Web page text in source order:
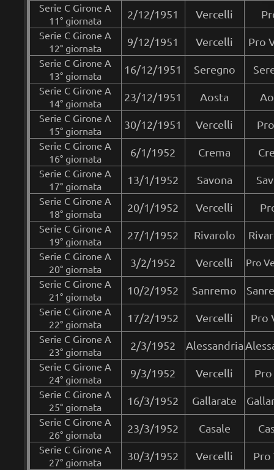
Serie C Girone A
11° giornata
2/12/1951 Vercelli
Serie C Girone A
12° giornata
9/12/1951 Vercelli Pro
Serie C Girone A
13° giornata
16/12/1951 Seregno
Serie C Girone A
14° giornata
23/12/1951 Aosta
Serie C Girone A
15° giornata
30/12/1951 Vercelli
Serie C Girone A
16° giornata
6/1/1952 Crema
Serie C Girone A
17° giornata
13/1/1952 Savona
Serie C Girone A
18° giornata
20/1/1952 Vercelli
Serie C Girone A
19° giornata
27/1/1952 Rivarolo
Serie C Girone A
20° giornata
3/2/1952 Vercelli
Pro
Serie C Girone A
21° giornata
10/2/1952 Sanremo
Serie C Girone A
22° giornata
17/2/1952 Vercelli Pro
Serie C Girone A
23° giornata
2/3/1952 Alessandria
Serie C Girone A
24° giornata
9/3/1952 Vercelli
Serie C Girone A
25° giornata
16/3/1952 Gallarate
Serie C Girone A
26° giornata
23/3/1952 Casale
Serie C Girone A
27° giornata
30/3/1952 Vercelli Pro